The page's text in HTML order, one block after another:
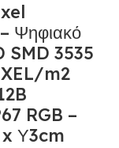
Ψηφιακό
SMD 3535
m2
RGB –
Υ3cm